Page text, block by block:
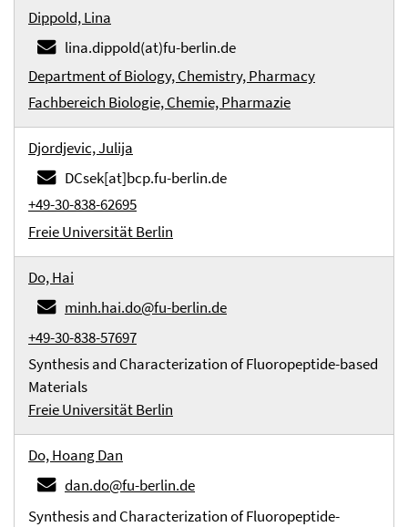
Dippold, Lina
lina.dippold(at)fu-berlin.de
Department of Biology, Chemistry, Pharmacy
Fachbereich Biologie, Chemie, Pharmazie
Djordjevic, Julija
DCsek[at]bcp.fu-berlin.de
+49-30-838-62695
Freie Universität Berlin
Do, Hai
minh.hai.do@fu-berlin.de
+49-30-838-57697
Synthesis and Characterization of Fluoropeptide-based
Materials
Freie Universität Berlin
Do, Hoang Dan
dan.do@fu-berlin.de
Synthesis and Characterization of Fluoropeptide-